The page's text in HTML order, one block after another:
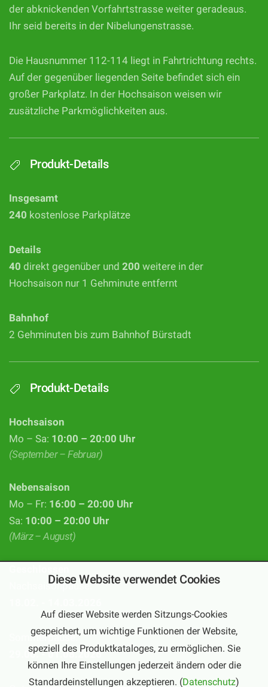
der abknickenden Vorfahrtstrasse weiter geradeaus.
Ihr seid bereits in der Nibelungenstrasse.
Die Hausnummer 112-114 liegt in Fahrtrichtung rechts.
Auf der gegenüber liegenden Seite befindet sich ein
großer Parkplatz. In der Hochsaison weisen wir
zusätzliche Parkmöglichkeiten aus.
Produkt-Details
Insgesamt
240 kostenlose Parkplätze
Details
40 direkt gegenüber und 200 weitere in der
Hochsaison nur 1 Gehminute entfernt
Bahnhof
2 Gehminuten bis zum Bahnhof Bürstadt
Produkt-Details
Hochsaison
Mo – Sa: 10:00 – 20:00 Uhr
(September – Februar)
Nebensaison
Mo – Fr: 16:00 – 20:00 Uhr
Sa: 10:00 – 20:00 Uhr
(März – August)
Nachsaisonpause:
Sommerpause:
29.06. - 01.08.2026
Diese Website verwendet Cookies
Auf dieser Website werden Sitzungs-Cookies
gespeichert, um wichtige Funktionen der Website,
speziell des Produktkataloges, zu ermöglichen. Sie
können Ihre Einstellungen jederzeit ändern oder die
Standardeinstellungen akzeptieren. (Datenschutz)